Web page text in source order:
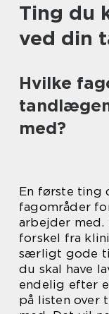
Ting du
ved din
Hvilke
med?
En første ting
fagområder
arbejder
forskel fra
særligt gode
du skal have
endelig efter
på listen over